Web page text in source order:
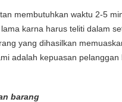
membutuhkan waktu 2-5
karna harus teliti dalam
yang dihasilkan
adalah kepuasan pelanggan
barang